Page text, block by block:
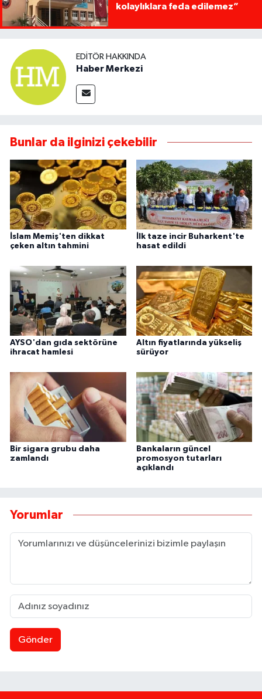
kolaylıklara feda edilemez”
EDITÖR HAKKINDA
Haber Merkezi
Bunlar da ilginizi çekebilir
İslam Memiş'ten dikkat
çeken altın tahmini
İlk taze incir Buharkent'te
hasat edildi
AYSO'dan gıda sektörüne
ihracat hamlesi
Altın fiyatlarında yükseliş
sürüyor
Bir sigara grubu daha
zamlandı
Bankaların güncel
promosyon tutarları
açıklandı
Yorumlar
Gönder